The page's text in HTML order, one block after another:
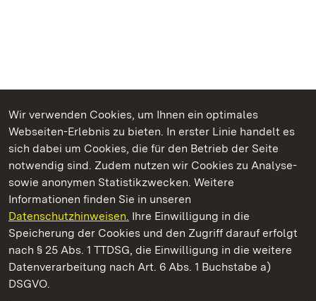
Wir verwenden Cookies, um Ihnen ein optimales
Webseiten-Erlebnis zu bieten. In erster Linie handelt es
sich dabei um Cookies, die für den Betrieb der Seite
notwendig sind. Zudem nutzen wir Cookies zu Analyse-
sowie anonymen Statistikzwecken. Weitere
Informationen finden Sie in unseren
Datenschutzhinweisen. Ihre Einwilligung in die
Speicherung der Cookies und den Zugriff darauf erfolgt
nach § 25 Abs. 1 TTDSG, die Einwilligung in die weitere
Datenverarbeitung nach Art. 6 Abs. 1 Buchstabe a)
DSGVO.
Kommen. Staunen. Genießen.
Kloster Maulbronn
Staatliche Schlösser und Gärten Baden-Württemberg
Kontakt